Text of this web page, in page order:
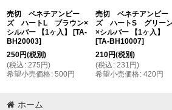
売切 ベネチアンビー
ズ ハートL ブラウン×
シルバー 【1ヶ入】
[TA-
BH20003]
250円(税別)
(税込 : 275 円)
希望小売価格: 500円
売切 ベネチアンビー
ズ ハートS グリー
×シルバー 【1ヶ入】
[TA-BH10007]
210円(税別)
(税込 : 231 円)
希望小売価格: 420円
ホーム